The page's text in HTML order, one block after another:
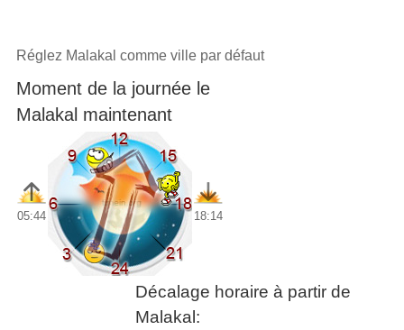
Réglez Malakal comme ville par défaut
Moment de la journée le
Malakal maintenant
05:44 18:14
Décalage horaire à partir de
Malakal: